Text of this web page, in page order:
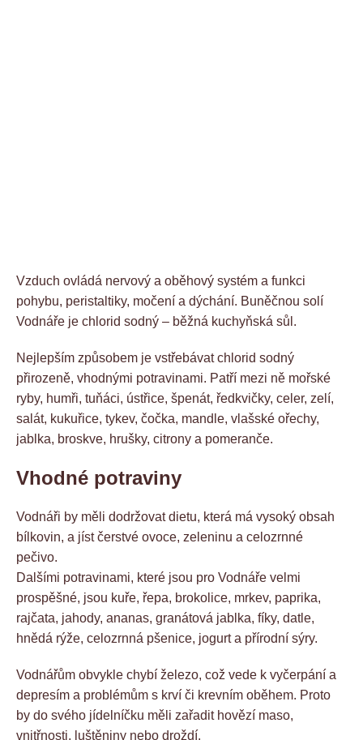
Vzduch ovládá nervový a oběhový systém a funkci
pohybu, peristaltiky, močení a dýchání. Buněčnou solí
Vodnáře je chlorid sodný – běžná kuchyňská sůl.
Nejlepším způsobem je vstřebávat chlorid sodný
přirozeně, vhodnými potravinami. Patří mezi ně mořské
ryby, humři, tuňáci, ústřice, špenát, ředkvičky, celer, zelí,
salát, kukuřice, tykev, čočka, mandle, vlašské ořechy,
jablka, broskve, hrušky, citrony a pomeranče.
Vhodné potraviny
Vodnáři by měli dodržovat dietu, která má vysoký obsah
bílkovin, a jíst čerstvé ovoce, zeleninu a celozrnné
pečivo.
Dalšími potravinami, které jsou pro Vodnáře velmi
prospěšné, jsou kuře, řepa, brokolice, mrkev, paprika,
rajčata, jahody, ananas, granátová jablka, fíky, datle,
hnědá rýže, celozrnná pšenice, jogurt a přírodní sýry.
Vodnářům obvykle chybí železo, což vede k vyčerpání a
depresím a problémům s krví či krevním oběhem. Proto
by do svého jídelníčku měli zařadit hovězí maso,
vnitřnosti, luštěniny nebo droždí.